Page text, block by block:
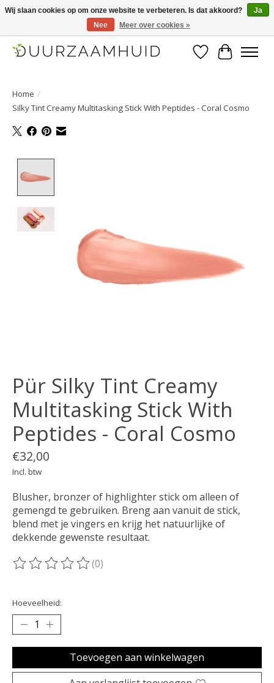
Duurzaamhuid, uw duurzame weg naar een mooie, gezonde huid.
Verlanglijst
Home /
Silky Tint Creamy Multitasking Stick With Peptides - Coral Cosmo
Pür Silky Tint Creamy
Multitasking Stick With
Peptides - Coral Cosmo
€32,00
Incl. btw
Blusher, bronzer of highlighter stick om alleen of
gemengd te gebruiken. Breng aan vanuit de stick,
blend met je vingers en krijg het natuurlijke of
dekkende gewenste resultaat.
De beoordeling van dit product is
(0)
Hoeveelheid:
Toevoegen aan winkelwagen
Wij slaan cookies op om onze website te verbeteren. Is dat akkoord?
Ja
Nee
Meer over cookies »